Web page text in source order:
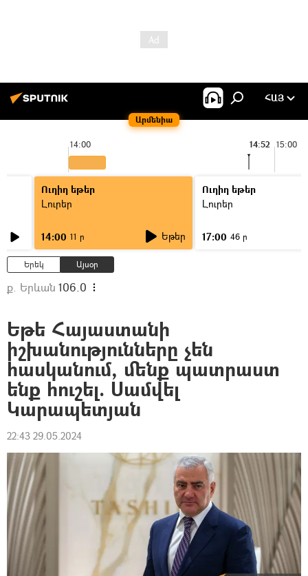
Արմենիա
ՀԱՅ
14:00 15:00
14:52
Ուղիղ եթեր
Լուրեր
14:00 11 ր Եթեր
Ուղիղ եթեր
Լուրեր
17:00 46 ր
Երեկ Այսօր
ք. Երևան 106.0
Եթե Հայաստանի
իշխանությունները չեն
հասկանում, մենք պատրաստ
ենք հուշել. Սամվել
Կարապետյան
22:43 29.05.2024